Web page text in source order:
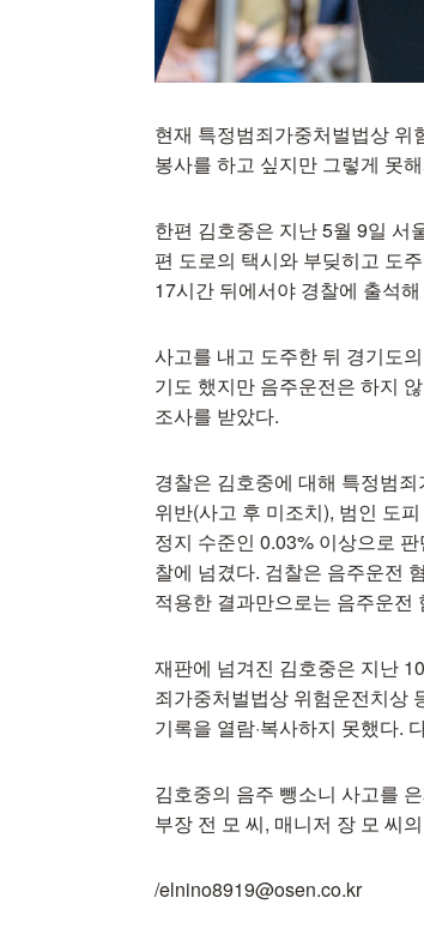
현재 특정범죄가중처벌법상 위
봉사를 하고 싶지만 그렇게 못
한편 김호중은 지난 5월 9일 서
편 도로의 택시와 부딪히고 도
17시간 뒤에서야 경찰에 출석
사고를 내고 도주한 뒤 경기도
기도 했지만 음주운전은 하지
조사를 받았다.
경찰은 김호중에 대해 특정범
위반(사고 후 미조치), 범인 도
정지 수준인 0.03% 이상으로
찰에 넘겼다. 검찰은 음주운전
적용한 결과만으로는 음주운전
재판에 넘겨진 김호중은 지난
죄가중처벌법상 위험운전치상
기록을 열람·복사하지 못했다.
김호중의 음주 뺑소니 사고를
부장 전 모 씨, 매니저 장 모 씨
/elnino8919@osen.co.kr